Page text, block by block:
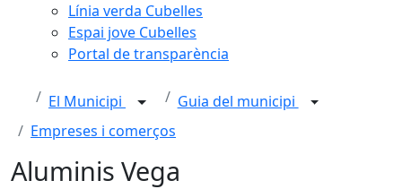
Línia verda Cubelles
Espai jove Cubelles
Portal de transparència
El Municipi
Guia del municipi
Empreses i comerços
Aluminis Vega